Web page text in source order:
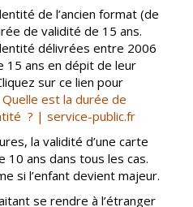
Équipements
sportifs
Associations
Annuaire des
associations
Démarches
des
associations
de l’ancien format (de
de validité de 15 ans.
délivrées entre 2006
15 ans en dépit de leur
sur ce lien pour
Quelle est la durée de
? | service-public.fr
la validité d’une carte
10 ans dans tous les cas.
si l’enfant devient majeur.
se rendre à l’étranger